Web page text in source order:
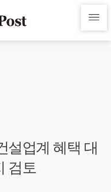
설업계 혜택 대
검토